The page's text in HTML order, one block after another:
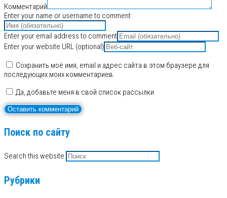
Комментарий
Enter your name or username to comment
Enter your email address to comment
Enter your website URL (optional)
Сохранить моё имя, email и адрес сайта в этом браузере для
последующих моих комментариев.
Да, добавьте меня в свой список рассылки
Поиск по сайту
Search this website
Рубрики